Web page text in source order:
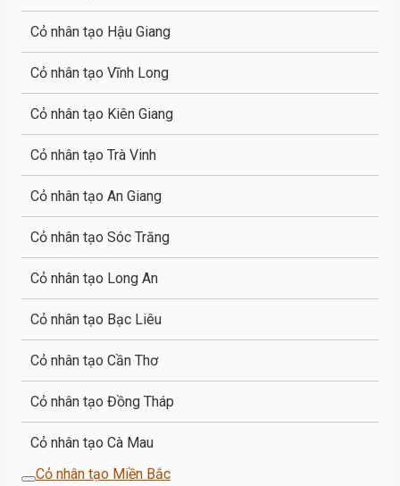
Cỏ nhân tạo Hậu Giang
Cỏ nhân tạo Vĩnh Long
Cỏ nhân tạo Kiên Giang
Cỏ nhân tạo Trà Vinh
Cỏ nhân tạo An Giang
Cỏ nhân tạo Sóc Trăng
Cỏ nhân tạo Long An
Cỏ nhân tạo Bạc Liêu
Cỏ nhân tạo Cần Thơ
Cỏ nhân tạo Đồng Tháp
Cỏ nhân tạo Cà Mau
Cỏ nhân tạo Miền Bắc